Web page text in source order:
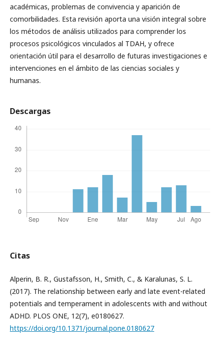
académicas, problemas de convivencia y aparición de
comorbilidades. Esta revisión aporta una visión integral sobre
los métodos de análisis utilizados para comprender los
procesos psicológicos vinculados al TDAH, y ofrece
orientación útil para el desarrollo de futuras investigaciones e
intervenciones en el ámbito de las ciencias sociales y
humanas.
Descargas
Citas
Alperin, B. R., Gustafsson, H., Smith, C., & Karalunas, S. L.
(2017). The relationship between early and late event-related
potentials and temperament in adolescents with and without
ADHD. PLOS ONE, 12(7), e0180627.
https://doi.org/10.1371/journal.pone.0180627